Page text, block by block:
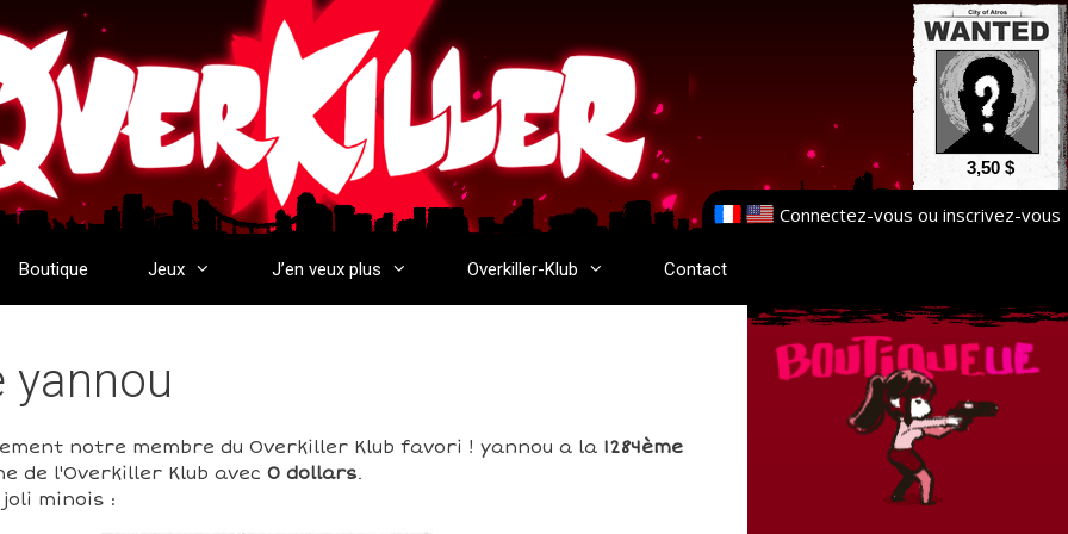
3,50 $
Connectez-vous ou inscrivez-vous
Boutique Jeux J’en veux plus Overkiller-Klub Contact
yannou
notre membre du Overkiller Klub favori ! yannou a la 1284ème
de l'Overkiller Klub avec 0 dollars.
minois :